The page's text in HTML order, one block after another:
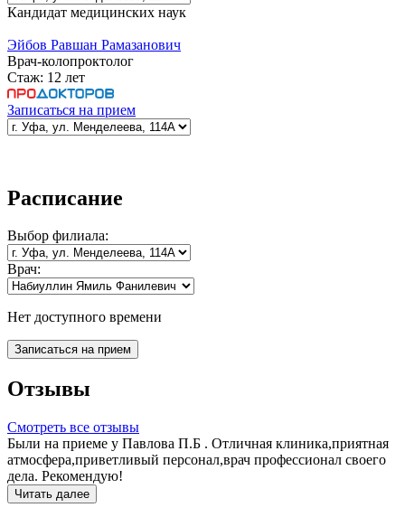
Кандидат медицинских наук
Эйбов Равшан Рамазанович
Врач-колопроктолог
Стаж: 12 лет
Записаться на прием
Расписание
Выбор филиала:
Врач:
Нет доступного времени
Записаться на прием
Отзывы
Смотреть все отзывы
Были на приеме у Павлова П.Б . Отличная клиника,приятная
атмосфера,приветливый персонал,врач профессионал своего
дела. Рекомендую!
Читать далее